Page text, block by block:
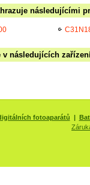
následujícími
v následujících
fotoaparátů |